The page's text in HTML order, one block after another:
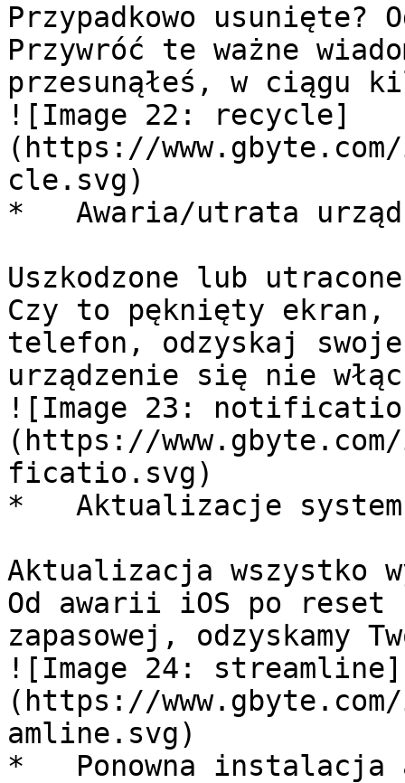
Przypadkowo usunięte?
Przywróć te ważne
przesunąłeś, w ciągu
![Image 22: recycle]
(https://
cle.svg)
*   Awaria/utrata
Uszkodzone lub
Czy to pęknięty ekran,
telefon, odzyskaj swoje
urządzenie się nie
![Image 23:
(https://
ficatio.svg)
*   Aktualizacje
Aktualizacja wszystko
Od awarii iOS po
zapasowej, odzyskamy
![Image 24: streamline]
(https://
amline.svg)
*   Ponowna